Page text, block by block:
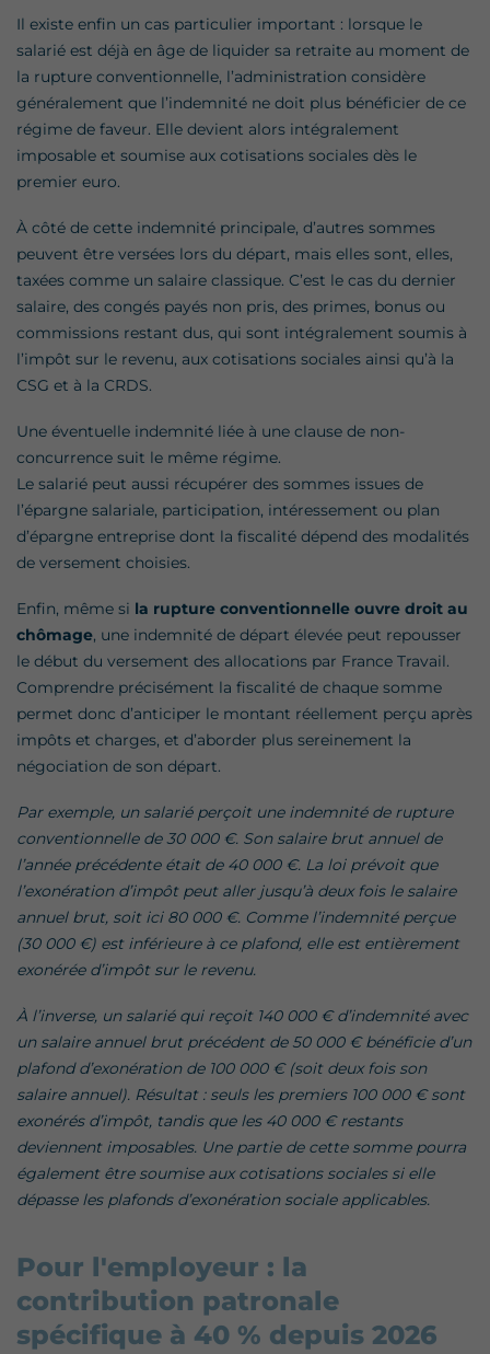
Il existe enfin un cas particulier important : lorsque le
salarié est déjà en âge de liquider sa retraite au moment de
la rupture conventionnelle, l’administration considère
généralement que l’indemnité ne doit plus bénéficier de ce
régime de faveur. Elle devient alors intégralement
imposable et soumise aux cotisations sociales dès le
premier euro.
À côté de cette indemnité principale, d’autres sommes
peuvent être versées lors du départ, mais elles sont, elles,
taxées comme un salaire classique. C’est le cas du dernier
salaire, des congés payés non pris, des primes, bonus ou
commissions restant dus, qui sont intégralement soumis à
l’impôt sur le revenu, aux cotisations sociales ainsi qu’à la
CSG et à la CRDS.
Une éventuelle indemnité liée à une clause de non-
concurrence suit le même régime.
Le salarié peut aussi récupérer des sommes issues de
l’épargne salariale, participation, intéressement ou plan
d’épargne entreprise dont la fiscalité dépend des modalités
de versement choisies.
Enfin, même si la rupture conventionnelle ouvre droit au
chômage, une indemnité de départ élevée peut repousser
le début du versement des allocations par France Travail.
Comprendre précisément la fiscalité de chaque somme
permet donc d’anticiper le montant réellement perçu après
impôts et charges, et d’aborder plus sereinement la
négociation de son départ.
Par exemple, un salarié perçoit une indemnité de rupture
conventionnelle de 30 000 €. Son salaire brut annuel de
l’année précédente était de 40 000 €. La loi prévoit que
l’exonération d’impôt peut aller jusqu’à deux fois le salaire
annuel brut, soit ici 80 000 €. Comme l’indemnité perçue
(30 000 €) est inférieure à ce plafond, elle est entièrement
exonérée d’impôt sur le revenu.
À l’inverse, un salarié qui reçoit 140 000 € d’indemnité avec
un salaire annuel brut précédent de 50 000 € bénéficie d’un
plafond d’exonération de 100 000 € (soit deux fois son
salaire annuel). Résultat : seuls les premiers 100 000 € sont
exonérés d’impôt, tandis que les 40 000 € restants
deviennent imposables. Une partie de cette somme pourra
également être soumise aux cotisations sociales si elle
dépasse les plafonds d’exonération sociale applicables.
Pour l'employeur : la
contribution patronale
spécifique à 40 % depuis 2026